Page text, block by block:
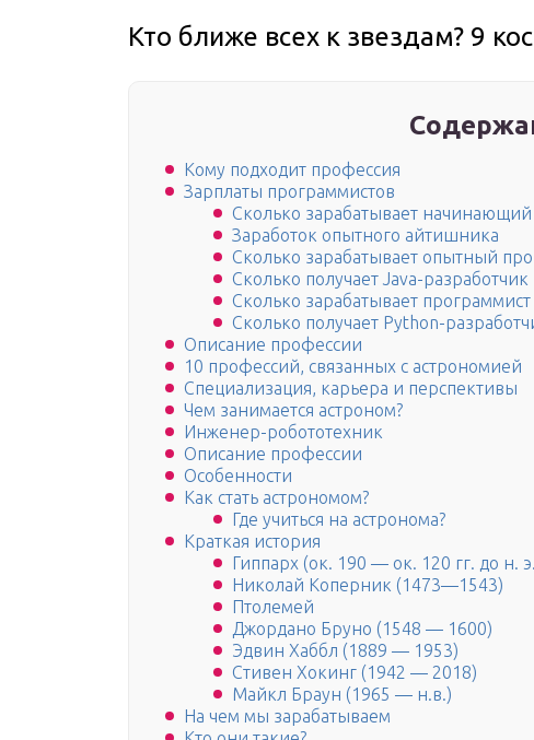
Кто ближе всех к звездам? 9
Кому подходит профессия
Зарплаты программистов
Сколько зарабатывает
Заработок опытного айтишника
Сколько зарабатывает опытный
Сколько получает Java-разработчик
Сколько зарабатывает программист
Сколько получает Python-
Описание профессии
10 профессий, связанных с астрономией
Специализация, карьера и перспективы
Чем занимается астроном?
Инженер-робототехник
Описание профессии
Особенности
Как стать астрономом?
Где учиться на астронома?
Краткая история
Гиппарх (ок. 190 — ок. 120 гг. до н.
Николай Коперник (1473—1543)
Птолемей
Джордано Бруно (1548 — 1600)
Эдвин Хаббл (1889 — 1953)
Стивен Хокинг (1942 — 2018)
Майкл Браун (1965 — н.в.)
На чем мы зарабатываем